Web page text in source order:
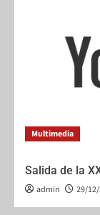
Multimedia
Salida de la
admin 29/